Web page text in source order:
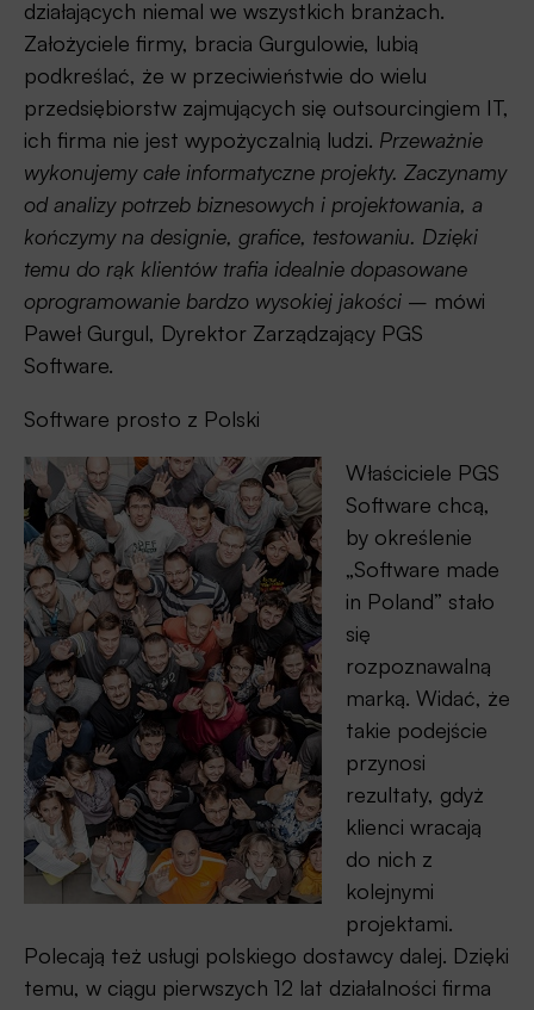
działających niemal we wszystkich branżach.
Założyciele firmy, bracia Gurgulowie, lubią
podkreślać, że w przeciwieństwie do wielu
przedsiębiorstw zajmujących się outsourcingiem IT,
ich firma nie jest wypożyczalnią ludzi. Przeważnie
wykonujemy całe informatyczne projekty. Zaczynamy
od analizy potrzeb biznesowych i projektowania, a
kończymy na designie, grafice, testowaniu. Dzięki
temu do rąk klientów trafia idealnie dopasowane
oprogramowanie bardzo wysokiej jakości – mówi
Paweł Gurgul, Dyrektor Zarządzający PGS
Software.
Software prosto z Polski
Właściciele PGS
Software chcą,
by określenie
„Software made
in Poland” stało
się
rozpoznawalną
marką. Widać, że
takie podejście
przynosi
rezultaty, gdyż
klienci wracają
do nich z
kolejnymi
projektami.
Polecają też usługi polskiego dostawcy dalej. Dzięki
temu, w ciągu pierwszych 12 lat działalności firma